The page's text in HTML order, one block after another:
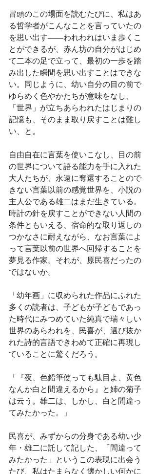
冒頭のこの場面を読むたびに、私はあ
る哲学者がこんなことを言っていたの
を思い出す——われわれはいま歩くこ
とができるが、赤ん坊の自分がはじめ
て二本の足で立って、最初の一歩を踏
み出した瞬間を思い出すことはできな
い。同じように、幼い自分の目の前で
ゆらめく色やかたちが意味をなし、
「世界」が立ちあらわれたはじまりの
記憶も、そのまま取り戻すことは難し
い、と。
自由自在に言葉を使いこなし、目の前
の世界について語る能力を手に入れた
大人たちが、永遠に奪還することので
きない言葉以前の感覚世界を、小説の
主人公である雄二はまだ生きている。
時計の針を戻すことができない人間の
条件ともいえる、宿命的な取り返しの
つかなさに耐えながら、なお言葉によ
って言葉以前の世界へ回帰することを
夢見る作家。それが、原民喜だったの
ではないか。
「幼年画」に収められた作品にふれた
多くの読者は、子どもが子どもであっ
た時代にみつめていた純真で瑞々しい
世界のあらわれを、民喜が、選び抜か
れた詩的言語できわめて正確に再現し
ていることに驚くだろう。
「『夜、色鉛筆使っても駄目よ、黄色
なんか白と間違えるから』と姉の菊子
は云う。雄二は、しかし、白と間違っ
てみたかった。」
民喜が、みずからの分身である幼い少
年・雄二に託して記した、「間違って
みたかった」というこの表現に出会う
たび、私はたまらなく懐かしい何かに